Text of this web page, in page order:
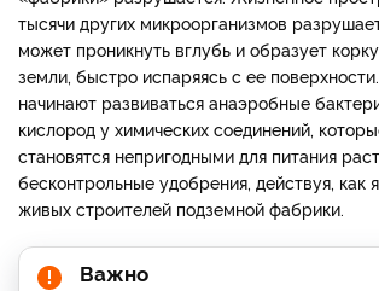
тысячи других микроорганизмов
может проникнуть вглубь и образует
земли, быстро испаряясь с ее
начинают развиваться анаэробные
кислород у химических соединений,
становятся непригодными для питания
бесконтрольные удобрения, действуя, как
живых строителей подземной фабрики.
Важно